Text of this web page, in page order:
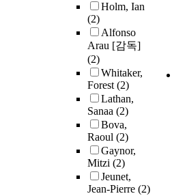
Holm, Ian
(2)
Alfonso
Arau [감독]
(2)
Whitaker,
Forest(2)
Lathan,
Sanaa (2)
Bova,
Raoul (2)
Gaynor,
Mitzi (2)
Jeunet,
Jean-Pierre (2)